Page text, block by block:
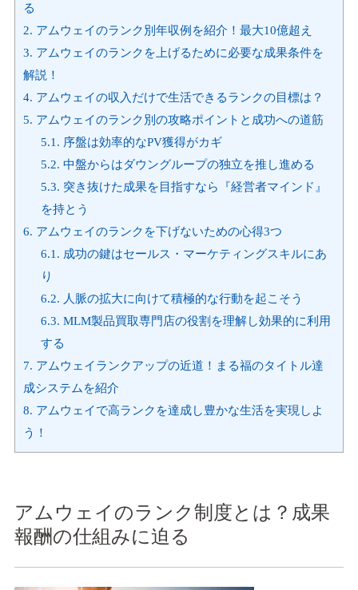
る
2. アムウェイのランク別年収例を紹介！最大10億超え
3. アムウェイのランクを上げるために必要な成果条件を
解説！
4. アムウェイの収入だけで生活できるランクの目標は？
5. アムウェイのランク別の攻略ポイントと成功への道筋
5.1. 序盤は効率的なPV獲得がカギ
5.2. 中盤からはダウングループの独立を推し進める
5.3. 突き抜けた成果を目指すなら『経営者マインド』
を持とう
6. アムウェイのランクを下げないための心得3つ
6.1. 成功の鍵はセールス・マーケティングスキルにあ
り
6.2. 人脈の拡大に向けて積極的な行動を起こそう
6.3. MLM製品買取専門店の役割を理解し効果的に利用
する
7. アムウェイランクアップの近道！まる福のタイトル達
成システムを紹介
8. アムウェイで高ランクを達成し豊かな生活を実現しよ
う！
アムウェイのランク制度とは？成果
報酬の仕組みに迫る